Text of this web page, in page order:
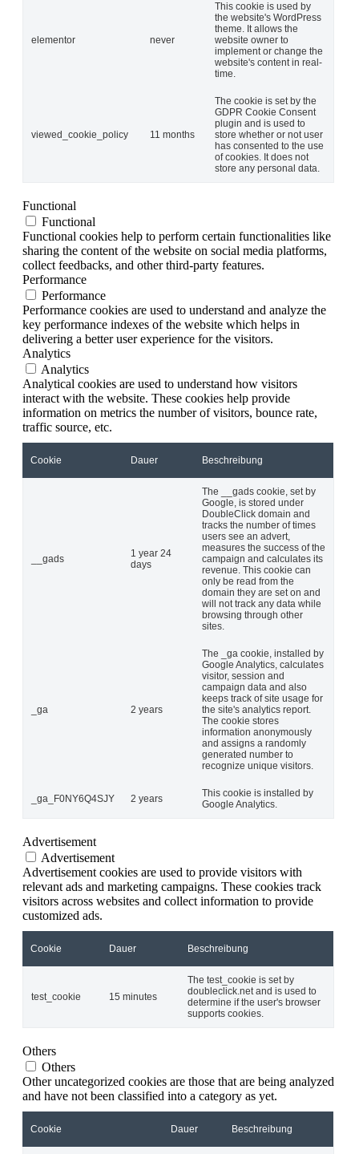
elementor never
This cookie is used by
the website's WordPress
theme. It allows the
website owner to
implement or change the
website's content in real-
time.
viewed_cookie_policy 11 months
The cookie is set by the
GDPR Cookie Consent
plugin and is used to
store whether or not user
has consented to the use
of cookies. It does not
store any personal data.
Functional
Functional
Functional cookies help to perform certain functionalities like
sharing the content of the website on social media platforms,
collect feedbacks, and other third-party features.
Performance
Performance
Performance cookies are used to understand and analyze the
key performance indexes of the website which helps in
delivering a better user experience for the visitors.
Analytics
Analytics
Analytical cookies are used to understand how visitors
interact with the website. These cookies help provide
information on metrics the number of visitors, bounce rate,
traffic source, etc.
Cookie Dauer Beschreibung
__gads
1 year 24
days
The __gads cookie, set by
Google, is stored under
DoubleClick domain and
tracks the number of times
users see an advert,
measures the success of the
campaign and calculates its
revenue. This cookie can
only be read from the
domain they are set on and
will not track any data while
browsing through other
sites.
_ga 2 years
The _ga cookie, installed by
Google Analytics, calculates
visitor, session and
campaign data and also
keeps track of site usage for
the site's analytics report.
The cookie stores
information anonymously
and assigns a randomly
generated number to
recognize unique visitors.
_ga_F0NY6Q4SJY 2 years
This cookie is installed by
Google Analytics.
Advertisement
Advertisement
Advertisement cookies are used to provide visitors with
relevant ads and marketing campaigns. These cookies track
visitors across websites and collect information to provide
customized ads.
Cookie Dauer Beschreibung
test_cookie 15 minutes
The test_cookie is set by
doubleclick.net and is used to
determine if the user's browser
supports cookies.
Others
Others
Other uncategorized cookies are those that are being analyzed
and have not been classified into a category as yet.
Cookie Dauer Beschreibung